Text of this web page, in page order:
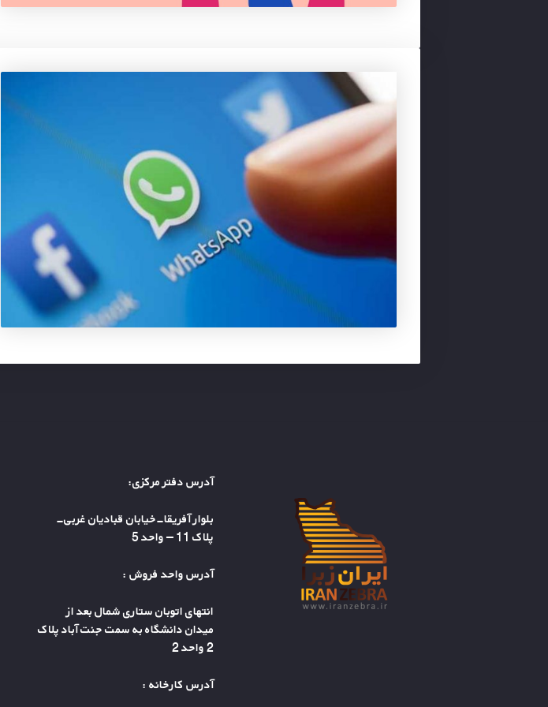
آدرس دفتر مرکزی:
بلوار آفریقا-خیابان قبادیان غربی-
پلاک 11 – واحد 5
آدرس واحد فروش :
انتهای اتوبان ستاری شمال بعد از
میدان دانشگاه به سمت جنت آباد پلاک
2 واحد 2
آدرس کارخانه :